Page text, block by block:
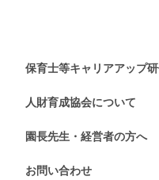
保育士等キャリアアップ
人財育成協会について
園長先生・経営者の方へ
お問い合わせ